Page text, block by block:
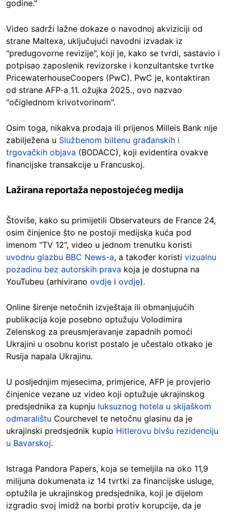
godine."
Video sadrži lažne dokaze o navodnoj akviziciji od
strane Maltexa, uključujući navodni izvadak iz
"predugovorne revizije", koji je, kako se tvrdi, sastavio i
potpisao zaposlenik revizorske i konzultantske tvrtke
PricewaterhouseCoopers (PwC). PwC je, kontaktiran
od strane AFP-a 11. ožujka 2025., ovo nazvao
"očiglednom krivotvorinom".
Osim toga, nikakva prodaja ili prijenos Milleis Bank nije
zabilježena u Službenom biltenu građanskih i
trgovačkih objava (BODACC), koji evidentira ovakve
financijske transakcije u Francuskoj.
Lažirana reportaža nepostojećeg medija
Štoviše, kako su primijetili Observateurs de France 24,
osim činjenice što ne postoji medijska kuća pod
imenom "TV 12", video u jednom trenutku koristi
uvodnu glazbu BBC News-a, a također koristi vizualnu
pozadinu bez autorskih prava koja je dostupna na
YouTubeu (arhivirano ovdje i ovdje).
Online širenje netočnih izvještaja ili obmanjujućih
publikacija koje posebno optužuju Volodimira
Zelenskog za preusmjeravanje zapadnih pomoći
Ukrajini u osobnu korist postalo je učestalo otkako je
Rusija napala Ukrajinu.
U posljednjim mjesecima, primjerice, AFP je provjerio
činjenice vezane uz video koji optužuje ukrajinskog
predsjednika za kupnju luksuznog hotela u skijaškom
odmaralištu Courchevel te netočnu glasinu da je
ukrajinski predsjednik kupio Hitlerovu bivšu rezidenciju
u Bavarskoj.
Istraga Pandora Papers, koja se temeljila na oko 11,9
milijuna dokumenata iz 14 tvrtki za financijske usluge,
optužila je ukrajinskog predsjednika, koji je dijelom
izgradio svoj imidž na borbi protiv korupcije, da je